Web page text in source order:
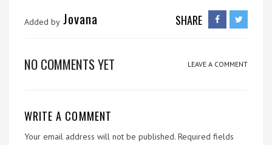
Added by Jovana SHARE
NO COMMENTS YET LEAVE A COMMENT
WRITE A COMMENT
Your email address will not be published. Required fields